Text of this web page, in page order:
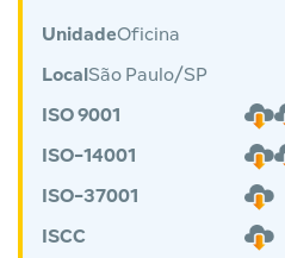
UnidadeOficina
Local São Paulo/SP
ISO 9001
ISO-14001
ISO-37001
ISCC